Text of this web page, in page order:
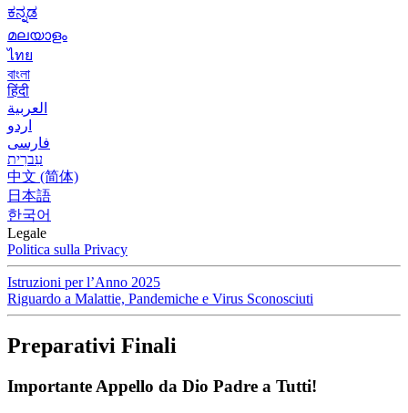
ಕನ್ನಡ
മലയാളം
ไทย
বাংলা
हिंदी
العربية
اردو
فارسی
עִברִית
中文 (简体)
日本語
한국어
Legale
Politica sulla Privacy
Istruzioni per l’Anno 2025
Riguardo a Malattie, Pandemiche e Virus Sconosciuti
Preparativi Finali
Importante Appello da Dio Padre a Tutti!